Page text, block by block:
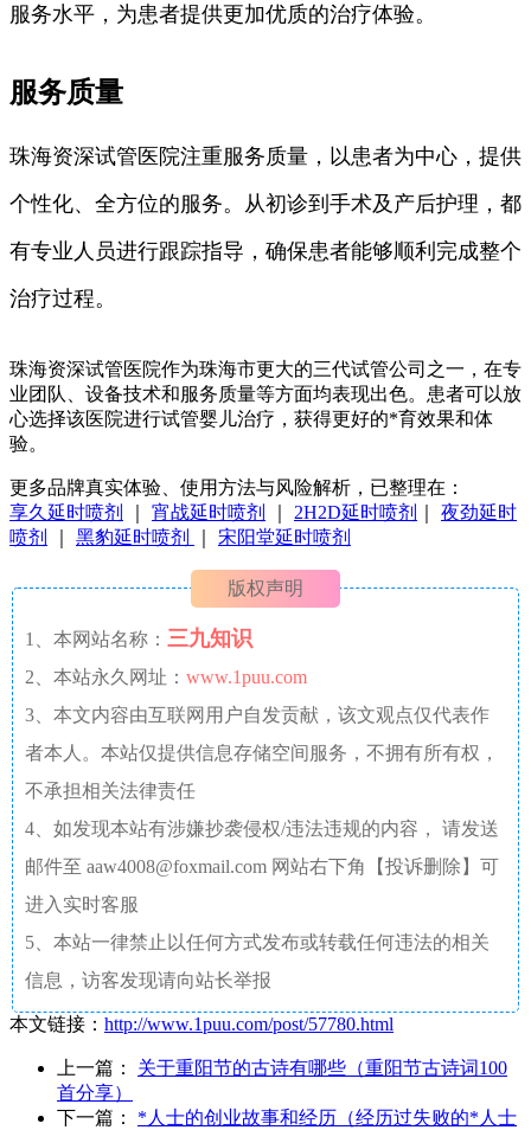
服务水平，为患者提供更加优质的治疗体验。
服务质量
珠海资深试管医院注重服务质量，以患者为中心，提供
个性化、全方位的服务。从初诊到手术及产后护理，都
有专业人员进行跟踪指导，确保患者能够顺利完成整个
治疗过程。
珠海资深试管医院作为珠海市更大的三代试管公司之一，在专
业团队、设备技术和服务质量等方面均表现出色。患者可以放
心选择该医院进行试管婴儿治疗，获得更好的*育效果和体
验。
更多品牌真实体验、使用方法与风险解析，已整理在：
享久延时喷剂
宵战延时喷剂 2H2D延时喷剂
夜劲延时
喷剂
黑豹延时喷剂 宋阳堂延时喷剂
版权声明
1、本网站名称： 三九知识
2、本站永久网址： www.1puu.com
3、本文内容由互联网用户自发贡献，该文观点仅代表作
者本人。本站仅提供信息存储空间服务，不拥有所有权，
不承担相关法律责任
4、如发现本站有涉嫌抄袭侵权/违法违规的内容， 请发送
邮件至 aaw4008@foxmail.com 网站右下角【投诉删除】可
进入实时客服
5、本站一律禁止以任何方式发布或转载任何违法的相关
信息，访客发现请向站长举报
本文链接： http://www.1puu.com/post/57780.html
上一篇： 关于重阳节的古诗有哪些（重阳节古诗词100
首分享）
下一篇： *人士的创业故事和经历（经历过失败的*人士